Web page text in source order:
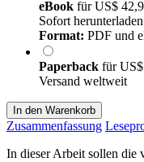
eBook fürUS$
Sofort
Format: PDF und
Paperback für
Versand weltweit
In den Warenkorb
Zusammenfassung
In dieser Arbeit sollen die